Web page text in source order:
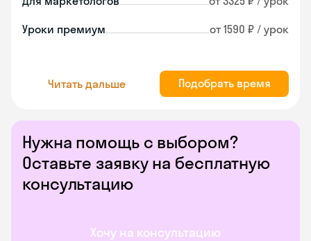
Нужна помощь с выбором?
Оставьте заявку на бесплатную
консультацию
Хочу на консультацию
Уроки премиум от 1590 ₽ / урок
Читать дальше Подобрать время